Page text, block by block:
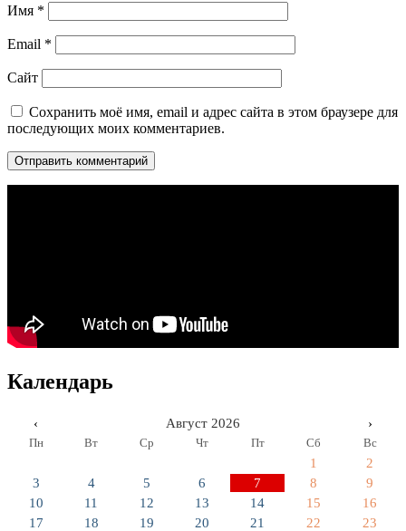
Имя *
Email *
Сайт
Сохранить моё имя, email и адрес сайта в этом браузере для
последующих моих комментариев.
Календарь
‹ Август 2026 ›
Пн Вт Ср Чт Пт Сб Вс
1
2
3
4 5 6 7 8
9
10
11 12 13 14 15
16
17
18 19 20 21 22
23